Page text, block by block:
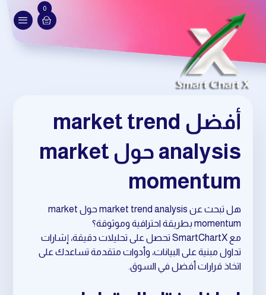
0
أفضل market trend
analysis حول market
momentum
هل تبحث عن market trend analysis حول market
momentum بطريقة احترافية وموثوقة؟
مع SmartChartX تحصل على تحليلات دقيقة، إشارات
تداول مبنية على البيانات، وأدوات متقدمة تساعدك على
اتخاذ قرارات أفضل في السوق.